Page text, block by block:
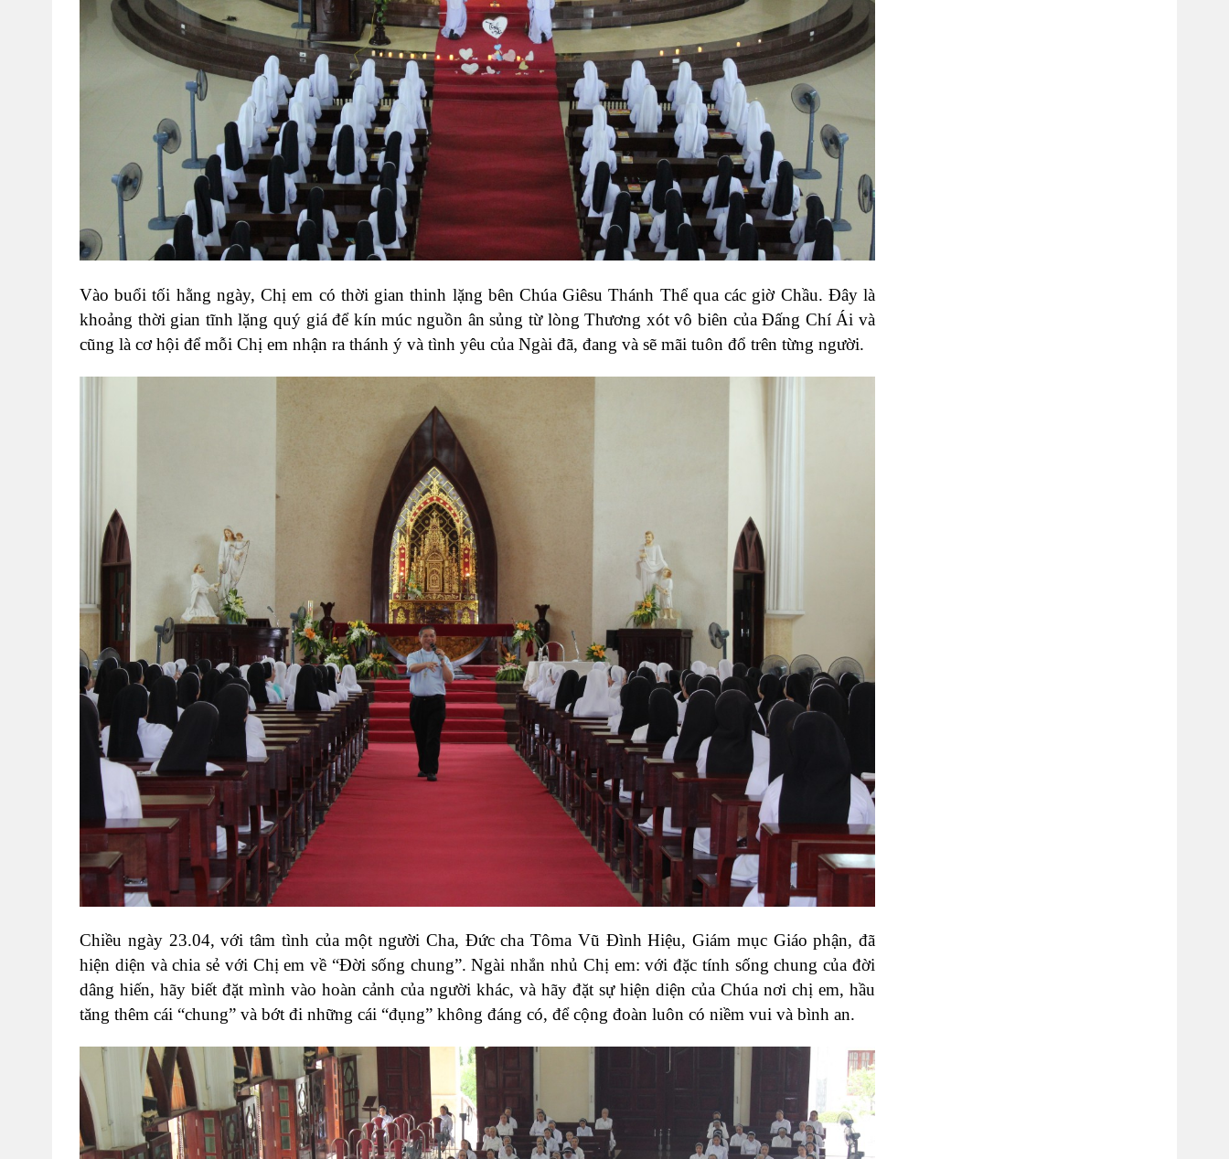
Vào buổi tối hằng ngày, Chị em có thời gian thinh lặng bên Chúa Giêsu Thánh Thể qua các giờ Chầu. Đây là
khoảng thời gian tĩnh lặng quý giá để kín múc nguồn ân sủng từ lòng Thương xót vô biên của Đấng Chí Ái và
cũng là cơ hội để mỗi Chị em nhận ra thánh ý và tình yêu của Ngài đã, đang và sẽ mãi tuôn đổ trên từng người.
Chiều ngày 23.04, với tâm tình của một người Cha, Đức cha Tôma Vũ Đình Hiệu, Giám mục Giáo phận, đã
hiện diện và chia sẻ với Chị em về “Đời sống chung”. Ngài nhắn nhủ Chị em: với đặc tính sống chung của đời
dâng hiến, hãy biết đặt mình vào hoàn cảnh của người khác, và hãy đặt sự hiện diện của Chúa nơi chị em, hầu
tăng thêm cái “chung” và bớt đi những cái “đụng” không đáng có, để cộng đoàn luôn có niềm vui và bình an.